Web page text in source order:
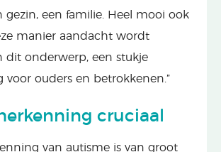
gezin, een familie. Heel mooi ook
manier aandacht wordt
dit onderwerp, een stukje
voor ouders en betrokkenen.”
cruciaal
van autisme is van groot